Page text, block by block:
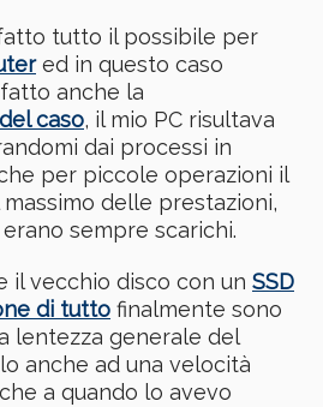
tutto il possibile per
ed in questo caso
anche la
caso, il mio PC risultava
dai processi in
per piccole operazioni il
delle prestazioni,
sempre scarichi.
il vecchio disco con un SSD
di tutto finalmente sono
lentezza generale del
anche ad una velocità
a quando lo avevo